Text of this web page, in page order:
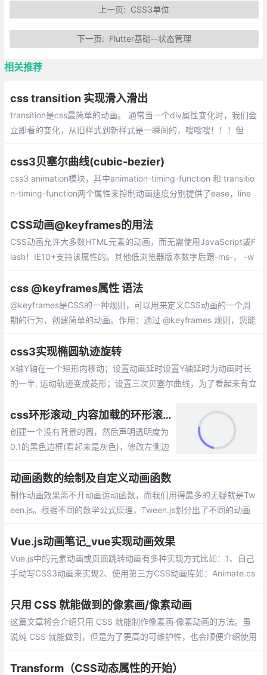
上一页: CSS3单位
下一页: Flutter基础--状态管理
相关推荐
css transition 实现滑入滑出
transition是css最简单的动画。 通常当一个div属性变化时，我们会
立即看的变化，从旧样式到新样式是一瞬间的，嗖嗖嗖！！！但
办？ transition可以做到。
css3贝塞尔曲线(cubic-bezier)
css3 animation模块，其中animation-timing-function 和 transitio
n-timing-function两个属性来控制动画速度分别提供了ease，line
CSS动画@keyframes的用法
CSS动画允许大多数HTML元素的动画，而无需使用JavaScript或F
lash！IE10+支持该属性的。其他低浏览器版本数字后跟-ms-， -w
css @keyframes属性 语法
@keyframes是CSS的一种规则，可以用来定义CSS动画的一个周
期的行为，创建简单的动画。作用：通过 @keyframes 规则，您能
css3实现椭圆轨迹旋转
X轴Y轴在一个矩形内移动；设置动画延时设置Y轴延时为动画时长
的一半, 运动轨迹变成菱形；设置三次贝塞尔曲线，为了看起来有立
css环形滚动_内容加载的环形滚动动画效果
创建一个没有背景的圆，然后声明透明度为
0.1的黑色边框(看起来是灰色)，修改左侧边
边框有颜色的空心圆。然后声明一个该元素
逆时针旋转360度的动画，并让该动画无限
播放(infinite)即可
动画函数的绘制及自定义动画函数
制作动画效果离不开动画运动函数，而我们用得最多的无疑就是Tw
een.js。根据不同的数学公式原理，Tween.js划分出了不同的动画
快、ease out 先块后慢、ease in out 先慢后快再慢
Vue.js动画笔记_vue实现动画效果
Vue.js中的元素动画或页面跳转动画有多种实现方式比如：1、自己
手动写CSS3动画来实现2、使用第三方CSS动画库如：Animate.cs
s。
只用 CSS 就能做到的像素画/像素动画
这篇文章将会介绍只用 CSS 就能制作像素画·像素动画的方法。虽
说纯 CSS 就能做到，但是为了更高的可维护性，也会顺便介绍使用
Transform（CSS动态属性的开始）